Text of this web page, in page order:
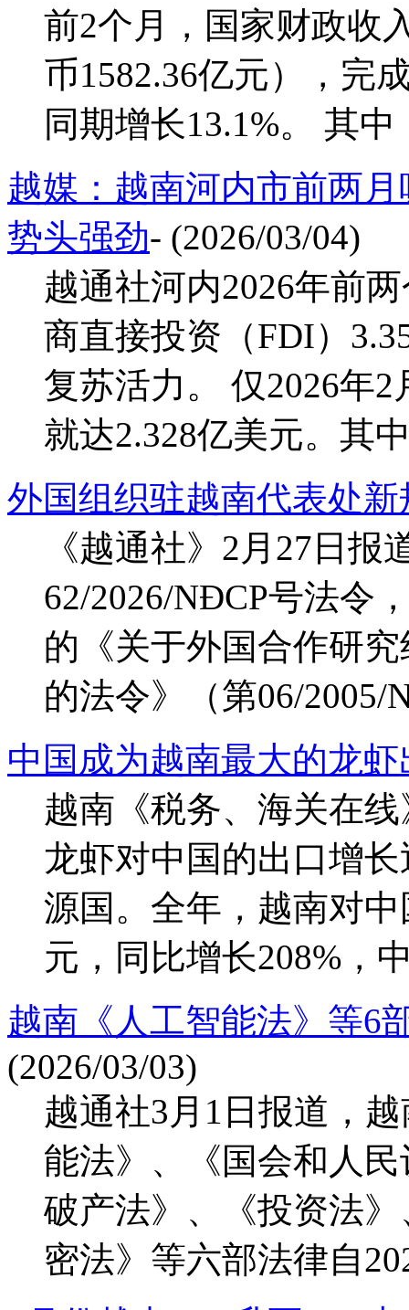
前2个月，国家财政收
币1582.36亿元），完
同期增长13.1%。 其
越媒：越南河内市前两
势头强劲- (2026/03/04)
越通社河内2026年前
商直接投资（FDI）
复苏活力。 仅2026年
就达2.328亿美元。其
外国组织驻越南代表处新
《越通社》2月27日
62/2026/NĐCP号法令
的《关于外国合作研
的法令》（第06/2005/
中国成为越南最大的龙
越南《税务、海关在
龙虾对中国的出口增
源国。全年，越南对
元，同比增长208%，
越南《人工智能法》等6
(2026/03/03)
越通社3月1日报道，
能法》、《国会和人
破产法》、《投资法
密法》等六部法律自